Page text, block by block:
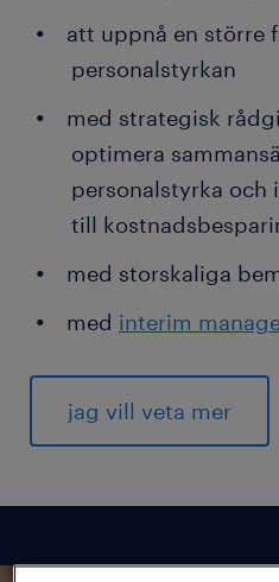
att uppnå en större
personalstyrkan
med strategisk
optimera
personalstyrka
till
med storskaliga
med interim
jag vill veta mer